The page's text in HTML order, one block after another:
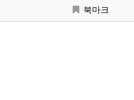
북마크